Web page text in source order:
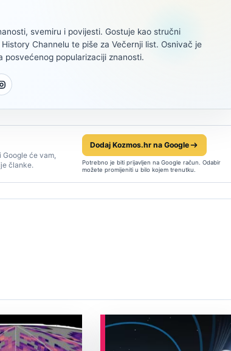
svemiru i povijesti. Gostuje kao stručni
Channelu te piše za Večernji list. Osnivač je
posvećenog popularizaciji znanosti.
Google će vam,
članke.
Dodaj Kozmos.hr na Google
Potrebno je biti prijavljen na Google račun. Odabir
možete promijeniti u bilo kojem trenutku.